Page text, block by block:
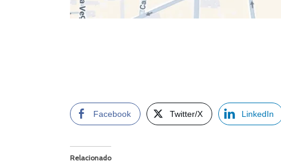
Facebook Twitter/X LinkedIn
Relacionado